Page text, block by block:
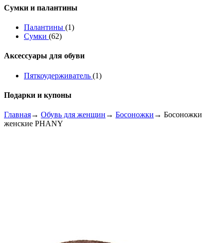
Сумки и палантины
Палантины (1)
Сумки (62)
Аксессуары для обуви
Пяткоудерживатель (1)
Подарки и купоны
Главная→ Обувь для женщин → Босоножки → Босоножки
женские PHANY